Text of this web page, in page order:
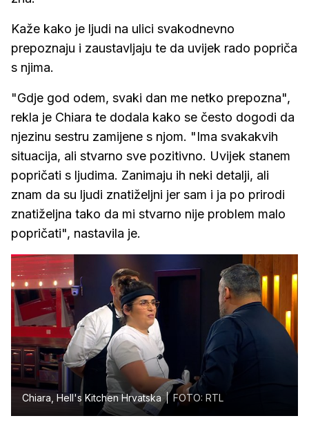
Kaže kako je ljudi na ulici svakodnevno
prepoznaju i zaustavljaju te da uvijek rado popriča
s njima.
"Gdje god odem, svaki dan me netko prepozna",
rekla je Chiara te dodala kako se često dogodi da
njezinu sestru zamijene s njom. "Ima svakakvih
situacija, ali stvarno sve pozitivno. Uvijek stanem
popričati s ljudima. Zanimaju ih neki detalji, ali
znam da su ljudi znatiželjni jer sam i ja po prirodi
znatiželjna tako da mi stvarno nije problem malo
popričati", nastavila je.
Chiara, Hell's Kitchen Hrvatska FOTO: RTL